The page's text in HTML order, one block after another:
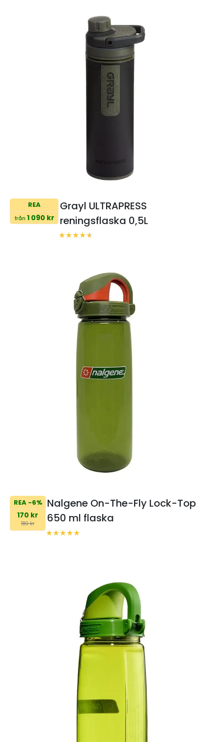
REA
från 1 090 kr
Grayl ULTRAPRESS
reningsflaska 0,5L
REA -6%
170 kr
180 kr
Nalgene On-The-Fly Lock-Top
650 ml flaska